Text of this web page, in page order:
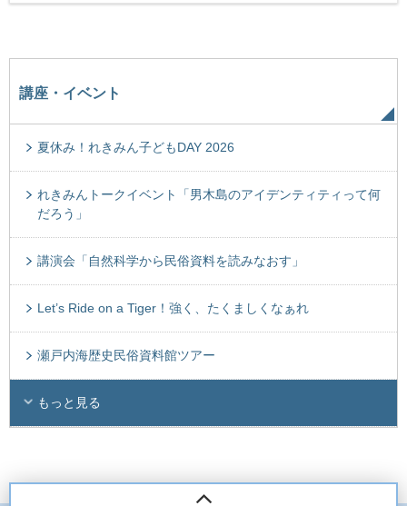
講座・イベント
夏休み！れきみん子どもDAY 2026
れきみんトークイベント「男木島のアイデンティティって何
だろう」
講演会「自然科学から民俗資料を読みなおす」
Let’s Ride on a Tiger！強く、たくましくなぁれ
瀬戸内海歴史民俗資料館ツアー
もっと見る